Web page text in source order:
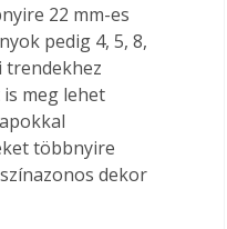
22 mm-es
pedig 4, 5, 8,
trendekhez
meg lehet
többnyire
dekor